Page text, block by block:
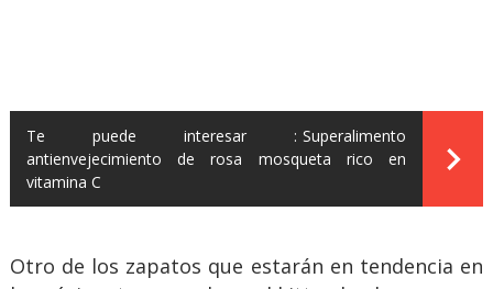
Te puede interesar : Superalimento
antienvejecimiento de rosa mosqueta rico en
vitamina C
Otro de los zapatos que estarán en tendencia en